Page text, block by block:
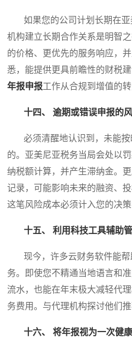
如果您的公司计划长期在亚
机构建立长期合作关系是明智
的价格、更优先的服务响应，
悉，能提供更具前瞻性的财税
年报申报工作从合规到增值的转
十四、 逾期或错误申报的
必须清醒地认识到，未能按
的。亚美尼亚税务当局会处以
纳税额计算，并产生滞纳金。
记录，可能影响未来的融资、
这笔风险成本必须计入您的决策
十五、 利用科技工具辅助
现今，许多云财务软件能帮
务。即使您不精通当地语言和
流水，也能在年末极大减轻代
务费用。与代理机构探讨他们
十六、 将年报视为一次健